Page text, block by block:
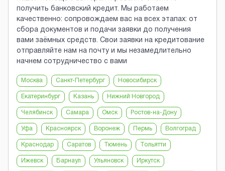
получить банковский кредит. Мы работаем
качественно: сопровождаем вас на всех этапах: от
сбора документов и подачи заявки до получения
вами заёмных средств. Свои заявки на кредитование
отправляйте нам на почту и мы незамедлительно
начнем сотрудничество с вами
Москва Санкт-Петербург Новосибирск
Екатеринбург Казань Нижний Новгород
Челябинск Самара Омск Ростов-на-Дону
Уфа Красноярск Воронеж Пермь Волгоград
Краснодар Саратов Тюмень Тольятти
Ижевск Барнаул Ульяновск Иркутск